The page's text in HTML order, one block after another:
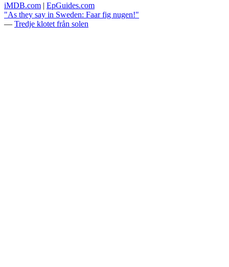
iMDB.com | EpGuides.com
"As they say in Sweden: Faar fig nugen!"
— Tredje klotet från solen